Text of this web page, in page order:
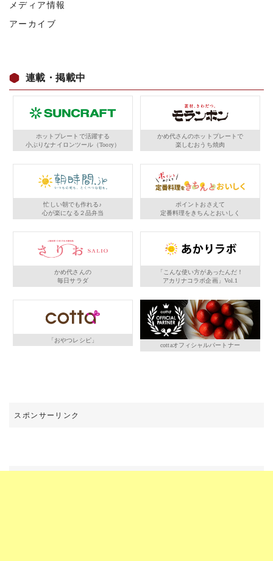
メディア情報
アーカイブ
連載・掲載中
ホットプレートで活躍する
小ぶりなナイロンツール（Toory）
かめ代さんのホットプレートで
楽しむおうち焼肉
忙しい朝でも作れる♪
心が楽になる２品弁当
ポイントおさえて
定番料理をきちんとおいしく
かめ代さんの
毎日サラダ
「こんな使い方があったんだ！
アカリナコラボ企画」Vol.1
「おやつレシピ」
cottaオフィシャルパートナー